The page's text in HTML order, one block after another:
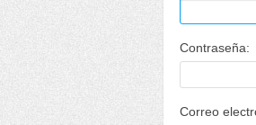
Contraseña:
Correo